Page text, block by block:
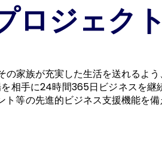
ロジェクト
家族が充実した生活を送れるよ
相手に24時間365日ビジネスを
等の先進的ビジネス支援機能を